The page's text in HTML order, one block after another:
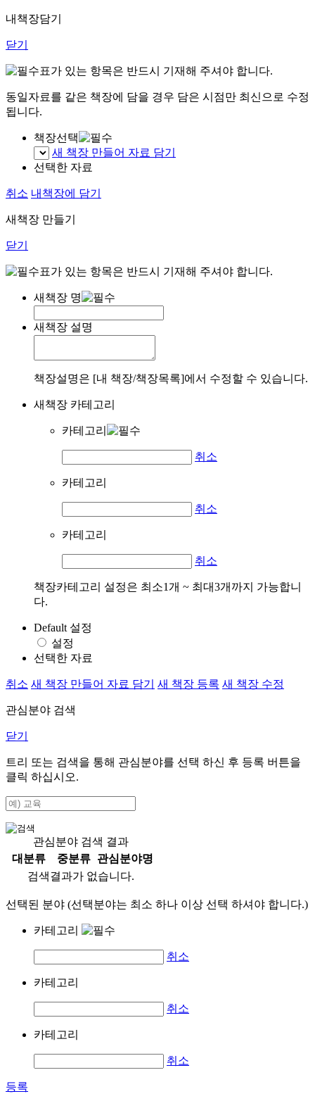
내책장담기
닫기
표가 있는 항목은 반드시 기재해 주셔야 합니다.
동일자료를 같은 책장에 담을 경우 담은 시점만 최신으로 수정
됩니다.
책장선택
새 책장 만들어 자료 담기
선택한 자료
취소 내책장에 담기
새책장 만들기
닫기
표가 있는 항목은 반드시 기재해 주셔야 합니다.
새책장 명
새책장 설명
책장설명은 [내 책장/책장목록]에서 수정할 수 있습니다.
새책장 카테고리
카테고리
취소
카테고리
취소
카테고리
취소
책장카테고리 설정은 최소1개 ~ 최대3개까지 가능합니
다.
Default 설정
설정
선택한 자료
취소 새 책장 만들어 자료 담기 새 책장 등록 새 책장 수정
관심분야 검색
닫기
트리 또는 검색을 통해 관심분야를 선택 하신 후 등록 버튼을
클릭 하십시오.
관심분야 검색 결과
대분류
중분류
관심분야명
검색결과가 없습니다.
선택된 분야 (선택분야는 최소 하나 이상 선택 하셔야 합니다.)
카테고리
취소
카테고리
취소
카테고리
취소
등록